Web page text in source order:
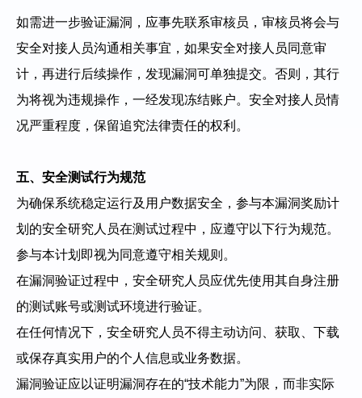
如需进一步验证漏洞，应事先联系审核员，审核员将会与
安全对接人员沟通相关事宜，如果安全对接人员同意审
计，再进行后续操作，发现漏洞可单独提交。否则，其行
为将视为违规操作，一经发现冻结账户。安全对接人员情
况严重程度，保留追究法律责任的权利。
五、安全测试行为规范
为确保系统稳定运行及用户数据安全，参与本漏洞奖励计
划的安全研究人员在测试过程中，应遵守以下行为规范。
参与本计划即视为同意遵守相关规则。
在漏洞验证过程中，安全研究人员应优先使用其自身注册
的测试账号或测试环境进行验证。
在任何情况下，安全研究人员不得主动访问、获取、下载
或保存真实用户的个人信息或业务数据。
漏洞验证应以证明漏洞存在的“技术能力”为限，而非实际